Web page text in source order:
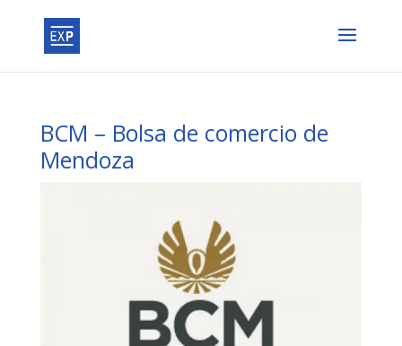
BCM – Bolsa de comercio de
Mendoza